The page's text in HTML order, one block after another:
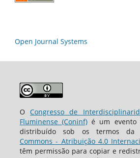
Open Journal Systems
OCongresso de
Fluminense (Coninf) é um evento
distribuído sob os termos da
Commons - Atribuição 4.0
têm permissão para copiar e